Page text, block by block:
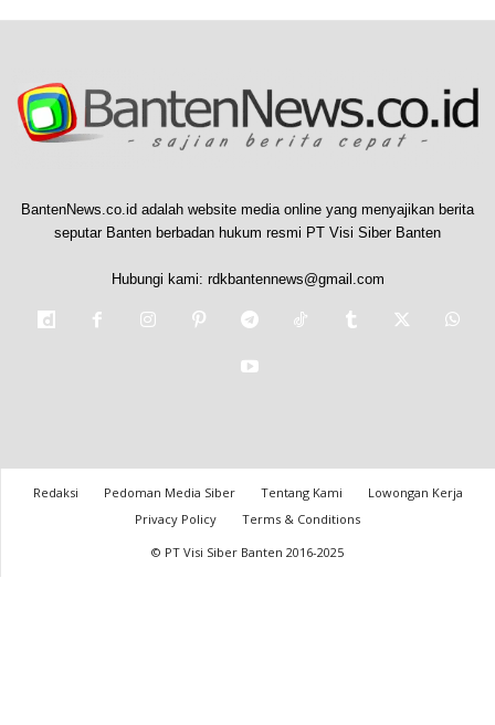
BantenNews.co.id adalah website media online yang menyajikan berita
seputar Banten berbadan hukum resmi PT Visi Siber Banten
Hubungi kami: rdkbantennews@gmail.com
Redaksi Pedoman Media Siber Tentang Kami
Lowongan Kerja
Privacy Policy
Terms & Conditions
© PT Visi Siber Banten 2016-2025